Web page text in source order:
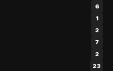
6
1
2
7
2
23